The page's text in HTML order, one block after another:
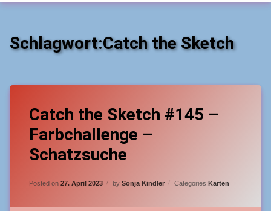
Schlagwort:Catch the Sketch
Catch the Sketch #145 –
Farbchallenge –
Schatzsuche
Posted on 27. April 2023 by Sonja Kindler Categories:Karten
Catch
the
Sketch
Fortgeschrittene
leicht
a
Comment
on
Catch
the
Sketch
–
–